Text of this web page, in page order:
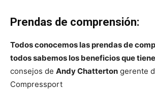
Prendas de comprensión:
Todos conocemos las prendas de
todos sabemos los beneficios que
consejos de Andy Chatterton gerente
Compressport